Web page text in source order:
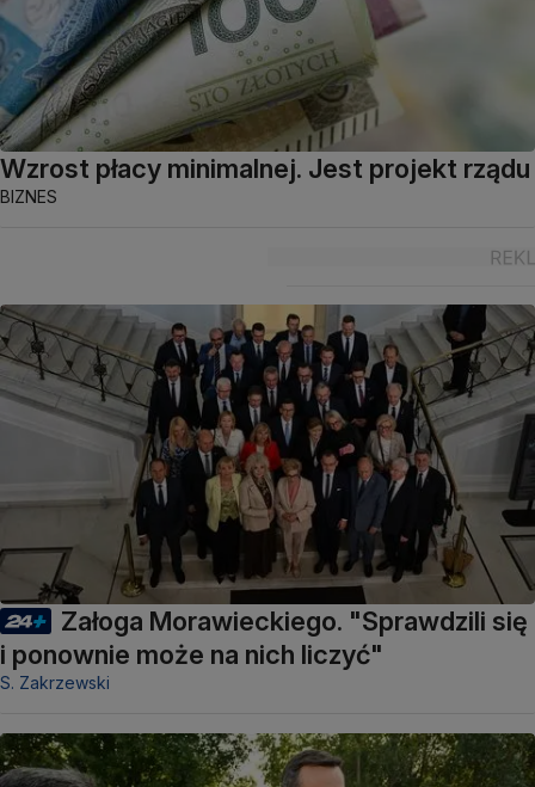
Wzrost płacy minimalnej. Jest projekt rządu
BIZNES
Załoga Morawieckiego. "Sprawdzili się
i ponownie może na nich liczyć"
S. Zakrzewski